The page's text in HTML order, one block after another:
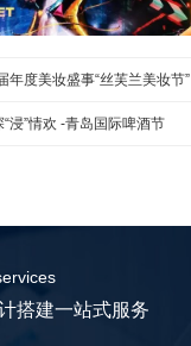
年度美妆盛事“丝芙兰美妆节”
“浸”情欢 -青岛国际啤酒节
搭建一站式服务